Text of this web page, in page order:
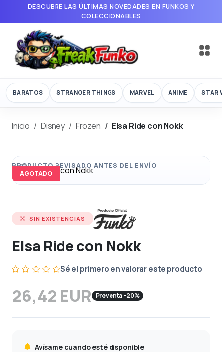
DESCUBRE LAS ÚLTIMAS NOVEDADES EN FUNKOS Y
COLECCIONABLES
BARATOS STRANGER THINGS MARVEL ANIME STAR
Inicio Disney Frozen Elsa Ride con Nokk
AGOTADO
SIN EXISTENCIAS
Elsa Ride con Nokk
Sé el primero en valorar este producto
26,42 EUR Preventa -20%
Avísame cuando esté disponible